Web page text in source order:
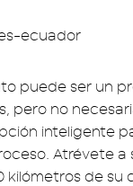
puede ser un
pero no
inteligente
Atrévete
kilómetros de su